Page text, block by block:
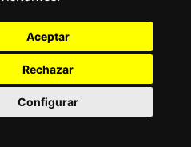
Aceptar
Rechazar
Configurar